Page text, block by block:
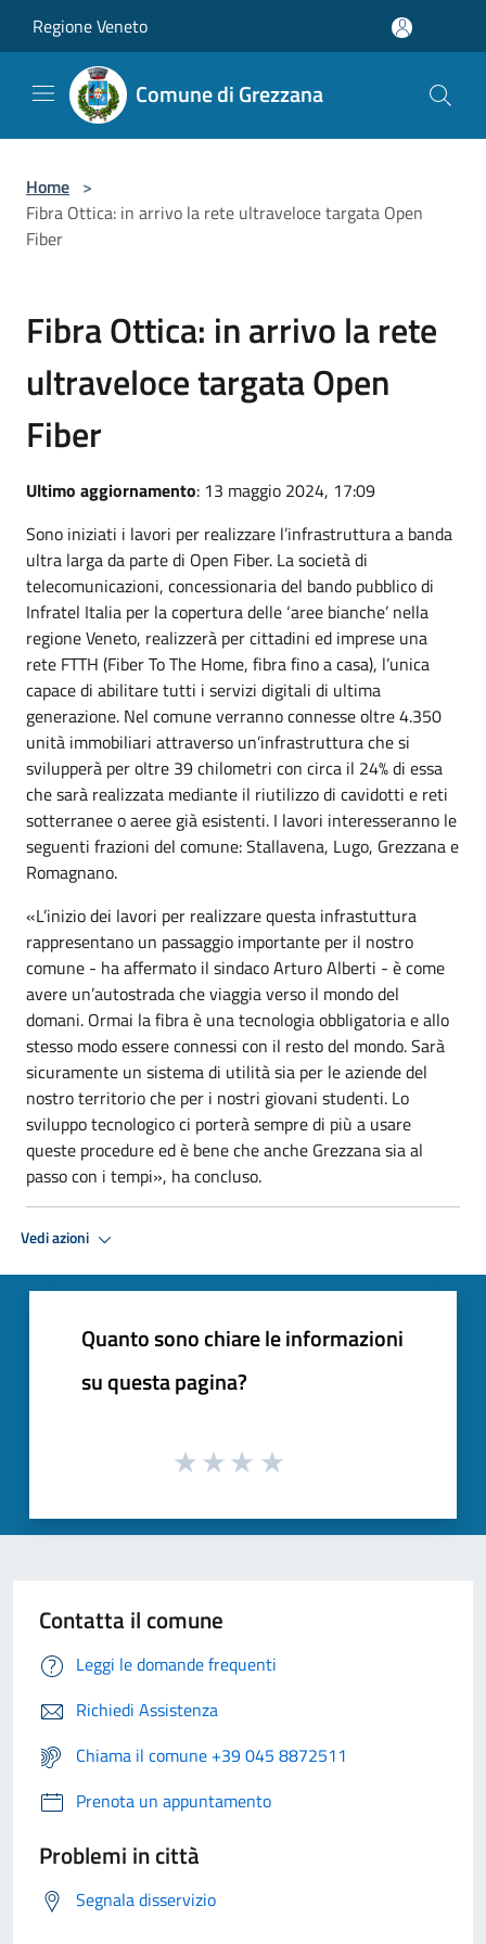
Regione Veneto
Comune di Grezzana
Home >
Fibra Ottica: in arrivo la rete ultraveloce targata Open
Fiber
Fibra Ottica: in arrivo la rete
ultraveloce targata Open
Fiber
Ultimo aggiornamento: 13 maggio 2024, 17:09
Sono iniziati i lavori per realizzare l’infrastruttura a banda
ultra larga da parte di Open Fiber. La società di
telecomunicazioni, concessionaria del bando pubblico di
Infratel Italia per la copertura delle ‘aree bianche’ nella
regione Veneto, realizzerà per cittadini ed imprese una
rete FTTH (Fiber To The Home, fibra fino a casa), l’unica
capace di abilitare tutti i servizi digitali di ultima
generazione. Nel comune verranno connesse oltre 4.350
unità immobiliari attraverso un’infrastruttura che si
svilupperà per oltre 39 chilometri con circa il 24% di essa
che sarà realizzata mediante il riutilizzo di cavidotti e reti
sotterranee o aeree già esistenti. I lavori interesseranno le
seguenti frazioni del comune: Stallavena, Lugo, Grezzana e
Romagnano.
«L’inizio dei lavori per realizzare questa infrastuttura
rappresentano un passaggio importante per il nostro
comune - ha affermato il sindaco Arturo Alberti - è come
avere un’autostrada che viaggia verso il mondo del
domani. Ormai la fibra è una tecnologia obbligatoria e allo
stesso modo essere connessi con il resto del mondo. Sarà
sicuramente un sistema di utilità sia per le aziende del
nostro territorio che per i nostri giovani studenti. Lo
sviluppo tecnologico ci porterà sempre di più a usare
queste procedure ed è bene che anche Grezzana sia al
passo con i tempi», ha concluso.
Vedi azioni
Quanto sono chiare le informazioni
su questa pagina?
Contatta il comune
Leggi le domande frequenti
Richiedi Assistenza
Chiama il comune +39 045 8872511
Prenota un appuntamento
Problemi in città
Segnala disservizio